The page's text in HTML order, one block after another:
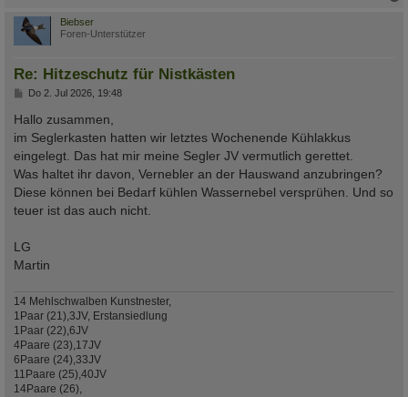
Biebser
Foren-Unterstützer
Re: Hitzeschutz für Nistkästen
B
i
t
r
g
Do 2. Jul 2026, 19:48
Hallo zusammen,
im Seglerkasten hatten wir letztes Wochenende Kühlakkus
eingelegt. Das hat mir meine Segler JV vermutlich gerettet.
Was haltet ihr davon, Vernebler an der Hauswand anzubringen?
Diese können bei Bedarf kühlen Wassernebel versprühen. Und so
teuer ist das auch nicht.
LG
Martin
14 Mehlschwalben Kunstnester,
1Paar (21),3JV, Erstansiedlung
1Paar (22),6JV
4Paare (23),17JV
6Paare (24),33JV
11Paare (25),40JV
14Paare (26),